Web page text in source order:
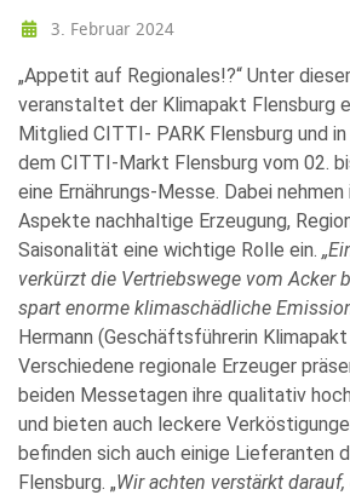
3. Februar 2024
„Appetit auf Regionales!?“ Unter
veranstaltet der Klimapakt Flensburg
Mitglied CITTI- PARK Flensburg und
dem CITTI-Markt Flensburg vom 02.
eine Ernährungs-Messe. Dabei
Aspekte nachhaltige Erzeugung,
Saisonalität eine wichtige Rolle ein.
verkürzt die Vertriebswege vom Acker
spart enorme klimaschädliche
Hermann (Geschäftsführerin Klimapakt
Verschiedene regionale Erzeuger
beiden Messetagen ihre qualitativ
und bieten auch leckere
befinden sich auch einige Lieferanten
Flensburg. „Wir achten verstärkt